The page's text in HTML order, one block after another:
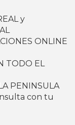
y
ONLINE
TODO EL
PENINSULA
con tu